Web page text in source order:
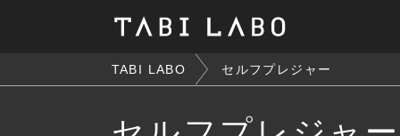
TABI LABO セルフプレジャー